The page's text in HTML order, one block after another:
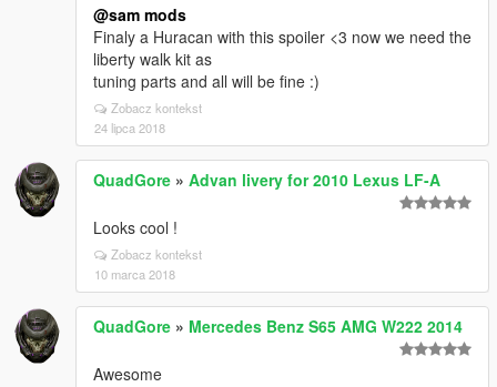
@sam mods
Finaly a Huracan with this spoiler <3 now we need the
liberty walk kit as
tuning parts and all will be fine :)
Zobacz kontekst
24 lipca 2018
QuadGore » Advan livery for 2010 Lexus LF-A
Looks cool !
Zobacz kontekst
10 marca 2018
QuadGore » Mercedes Benz S65 AMG W222 2014
Awesome